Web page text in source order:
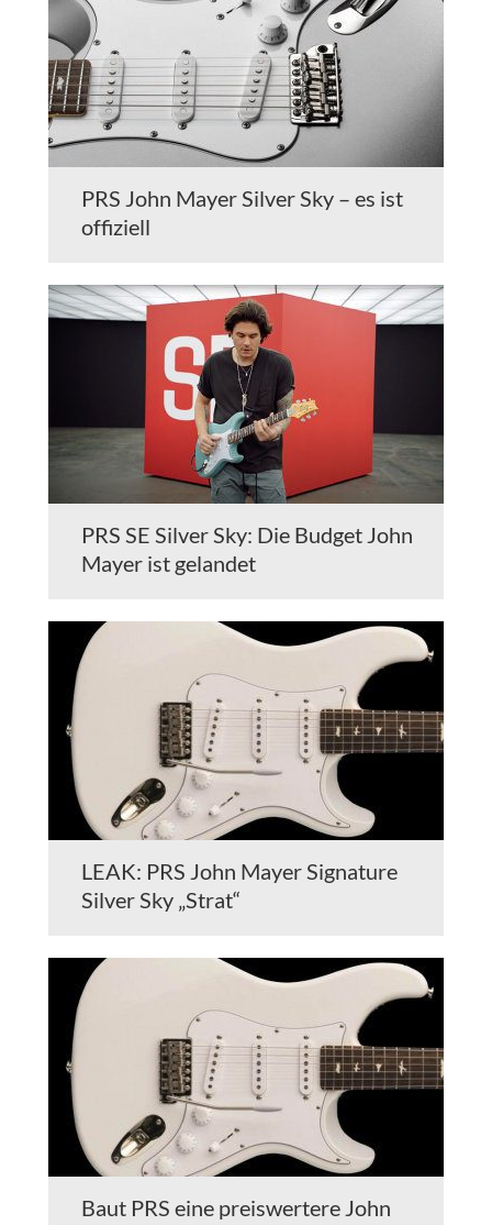
PRS John Mayer Silver Sky – es ist
offiziell
PRS SE Silver Sky: Die Budget John
Mayer ist gelandet
LEAK: PRS John Mayer Signature
Silver Sky „Strat“
Baut PRS eine preiswertere John